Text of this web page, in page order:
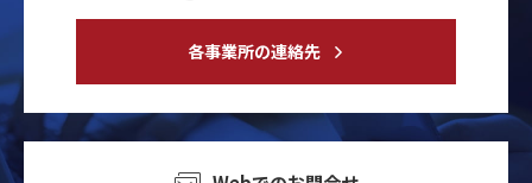
各事業所の連絡先